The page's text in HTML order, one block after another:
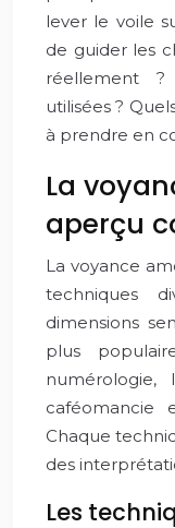
lever le voile
de guider les
réellement
utilisées ?
à prendre en
La
aperçu
La voyance
techniques
dimensions
plus
numérologie,
caféomancie
Chaque
des
Les